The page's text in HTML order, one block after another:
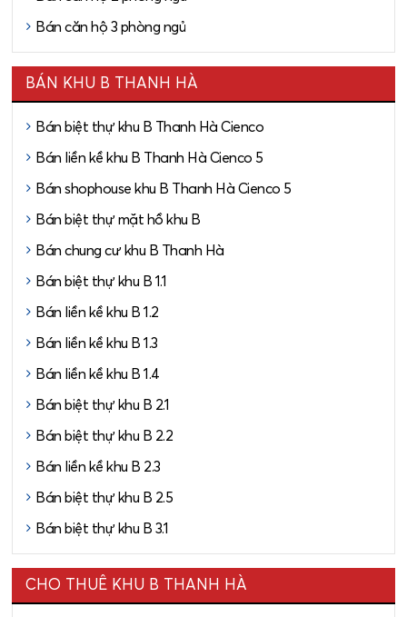
Bán căn hộ 3 phòng ngủ
BÁN KHU B THANH HÀ
Bán biệt thự khu B Thanh Hà Cienco
Bán liền kề khu B Thanh Hà Cienco 5
Bán shophouse khu B Thanh Hà Cienco 5
Bán biệt thự mặt hồ khu B
Bán chung cư khu B Thanh Hà
Bán biệt thự khu B 1.1
Bán liền kề khu B 1.2
Bán liền kề khu B 1.3
Bán liền kề khu B 1.4
Bán biệt thự khu B 2.1
Bán biệt thự khu B 2.2
Bán liền kề khu B 2.3
Bán biệt thự khu B 2.5
Bán biệt thự khu B 3.1
CHO THUÊ KHU B THANH HÀ